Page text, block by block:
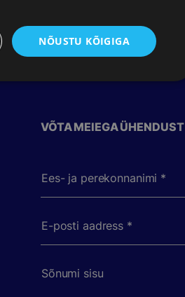
VÕTA MEIEGA ÜHENDUST
Ees- ja perekonnanimi *
E-posti aadress *
Sõnumi sisu
NÕUSTU KÕIGIGA